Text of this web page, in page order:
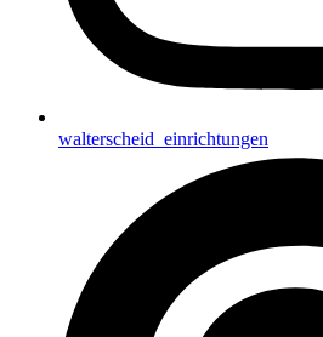
walterscheid_einrichtungen